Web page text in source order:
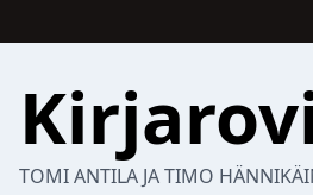
TOMI ANTILA JA TIMO